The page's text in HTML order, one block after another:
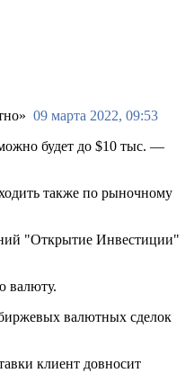
09 марта 2022, 09:53
будет до $10 тыс. —
также по рыночному
"Открытие Инвестиции"
валюту.
валютных сделок
клиент довносит